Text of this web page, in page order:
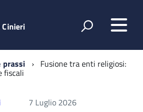
Cinieri
prassi Fusione tra enti religiosi:
fiscali
7 Luglio 2026